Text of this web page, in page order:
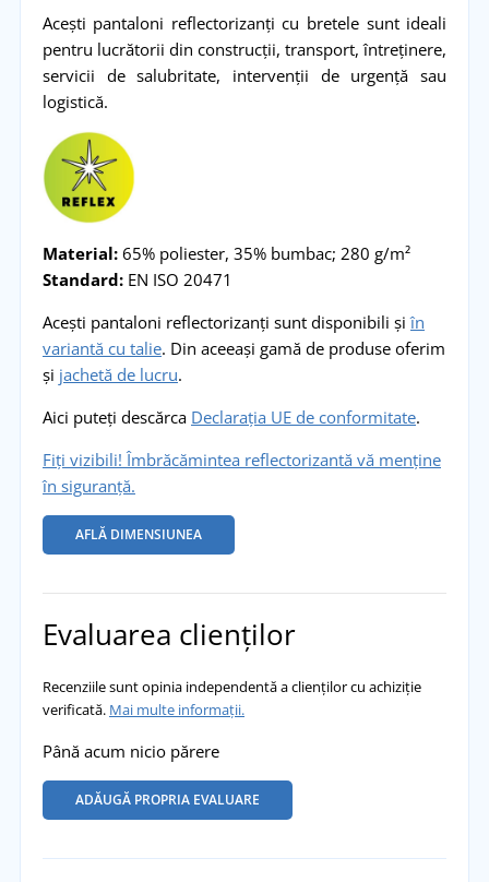
Acești pantaloni reflectorizanți cu bretele sunt ideali
pentru lucrătorii din construcții, transport, întreținere,
servicii de salubritate, intervenții de urgență sau
logistică.
Material:65% poliester, 35% bumbac; 280 g/m²
Standard:EN ISO 20471
Acești pantaloni reflectorizanți sunt disponibili șiîn
variantă cu talie. Din aceeași gamă de produse oferim
și jachetă de lucru.
Aici puteți descărca Declarația UE de conformitate.
Fiți vizibili! Îmbrăcămintea reflectorizantă vă menține
în siguranță.
AFLĂ DIMENSIUNEA
Evaluarea clienților
Recenziile sunt opinia independentă a clienților cu achiziție
verificată. Mai multe informații.
Până acum nicio părere
ADĂUGĂ PROPRIA EVALUARE